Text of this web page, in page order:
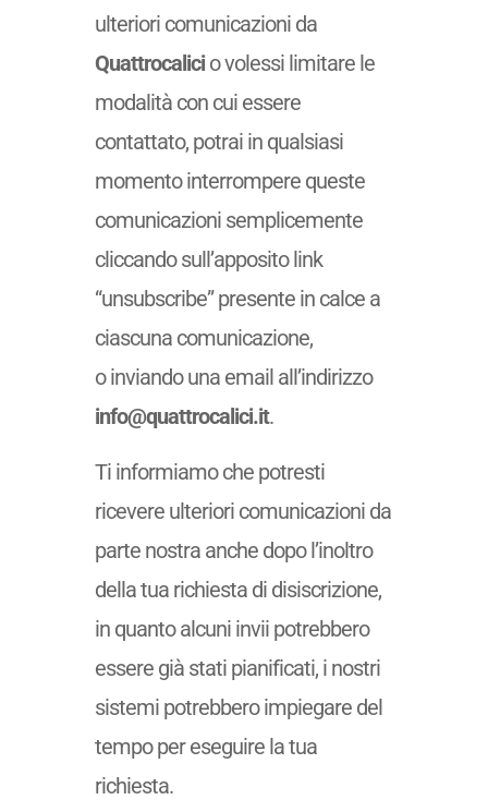
ulteriori comunicazioni da
Quattrocalicio volessi limitare le
modalità con cui essere
contattato, potrai in qualsiasi
momento interrompere queste
comunicazioni semplicemente
cliccando sull’apposito link
“unsubscribe” presente in calce a
ciascuna comunicazione,
o inviando una email all’indirizzo
info@quattrocalici.it.
Ti informiamo che potresti
ricevere ulteriori comunicazioni da
parte nostra anche dopo l’inoltro
della tua richiesta di disiscrizione,
in quanto alcuni invii potrebbero
essere già stati pianificati, i nostri
sistemi potrebbero impiegare del
tempo per eseguire la tua
richiesta.